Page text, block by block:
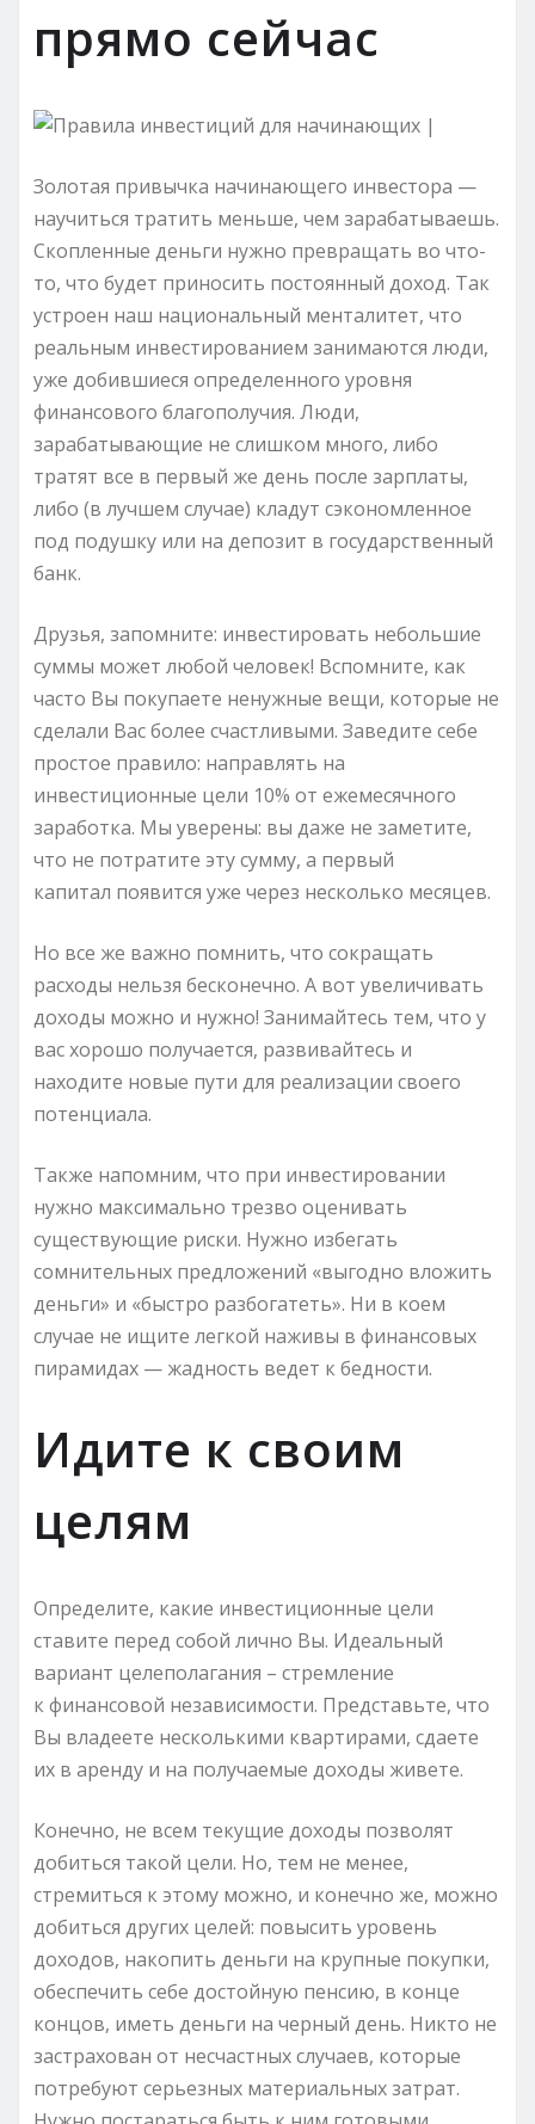
прямо сейчас
Золотая привычка начинающего инвестора —
научиться тратить меньше, чем зарабатываешь.
Скопленные деньги нужно превращать во что-
то, что будет приносить постоянный доход. Так
устроен наш национальный менталитет, что
реальным инвестированием занимаются люди,
уже добившиеся определенного уровня
финансового благополучия. Люди,
зарабатывающие не слишком много, либо
тратят все в первый же день после зарплаты,
либо (в лучшем случае) кладут сэкономленное
под подушку или на депозит в государственный
банк.
Друзья, запомните: инвестировать небольшие
суммы может любой человек! Вспомните, как
часто Вы покупаете ненужные вещи, которые не
сделали Вас более счастливыми. Заведите себе
простое правило: направлять на
инвестиционные цели 10% от ежемесячного
заработка. Мы уверены: вы даже не заметите,
что не потратите эту сумму, а первый
капитал появится уже через несколько месяцев.
Но все же важно помнить, что сокращать
расходы нельзя бесконечно. А вот увеличивать
доходы можно и нужно! Занимайтесь тем, что у
вас хорошо получается, развивайтесь и
находите новые пути для реализации своего
потенциала.
Также напомним, что при инвестировании
нужно максимально трезво оценивать
существующие риски. Нужно избегать
сомнительных предложений «выгодно вложить
деньги» и «быстро разбогатеть». Ни в коем
случае не ищите легкой наживы в финансовых
пирамидах — жадность ведет к бедности.
Идите к своим
целям
Определите, какие инвестиционные цели
ставите перед собой лично Вы. Идеальный
вариант целеполагания – стремление
к финансовой независимости. Представьте, что
Вы владеете несколькими квартирами, сдаете
их в аренду и на получаемые доходы живете.
Конечно, не всем текущие доходы позволят
добиться такой цели. Но, тем не менее,
стремиться к этому можно, и конечно же, можно
добиться других целей: повысить уровень
доходов, накопить деньги на крупные покупки,
обеспечить себе достойную пенсию, в конце
концов, иметь деньги на черный день. Никто не
застрахован от несчастных случаев, которые
потребуют серьезных материальных затрат.